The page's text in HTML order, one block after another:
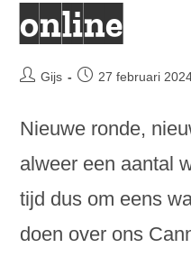
online
Bericht
Gijs
Bericht27 februari
Nieuwe ronde,
alweer een aantal
tijd dus om eens
doen over ons